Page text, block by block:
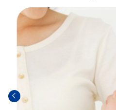
ก่อน
หน้า